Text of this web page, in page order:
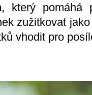
který
zužitkovat
vhodit pro